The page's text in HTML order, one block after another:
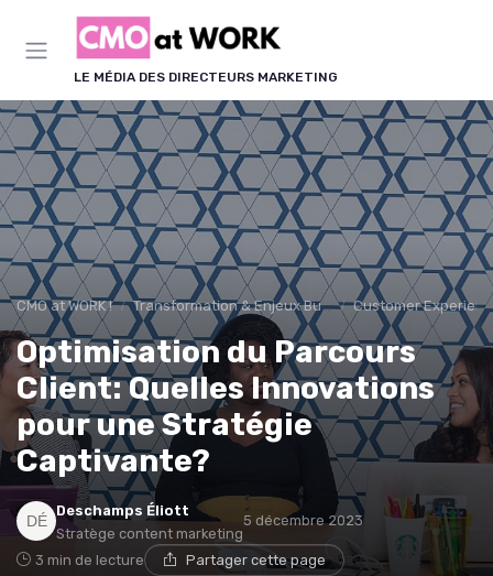
LE MÉDIA DES DIRECTEURS MARKETING
CMO at WORK ! Transformation & Enjeux Business Customer
Optimisation du Parcours
Client: Quelles Innovations
pour une Stratégie
Captivante?
Deschamps Éliott
Stratège content marketing
5 décembre 2023
3 min de lecture Partager cette page
Panneau de gestion des cookies